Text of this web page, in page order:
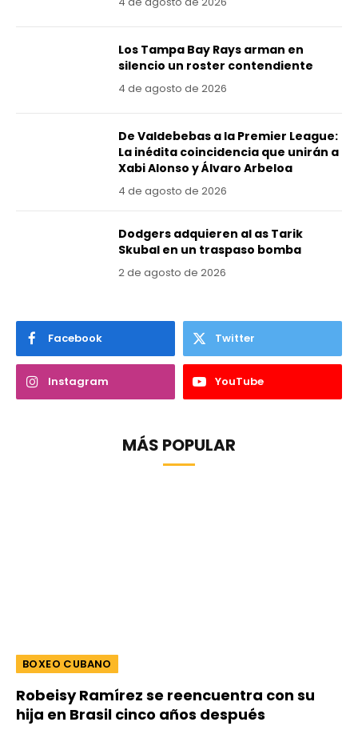
Los Tampa Bay Rays arman en
silencio un roster contendiente
4 de agosto de 2026
De Valdebebas a la Premier League:
La inédita coincidencia que unirán a
Xabi Alonso y Álvaro Arbeloa
4 de agosto de 2026
Dodgers adquieren al as Tarik
Skubal en un traspaso bomba
2 de agosto de 2026
Facebook Twitter
Instagram YouTube
MÁS POPULAR
BOXEO CUBANO
Robeisy Ramírez se reencuentra con su
hija en Brasil cinco años después